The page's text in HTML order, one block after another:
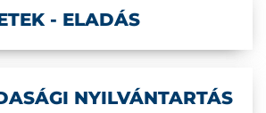
- ELADÁS
NYILVÁNTARTÁS